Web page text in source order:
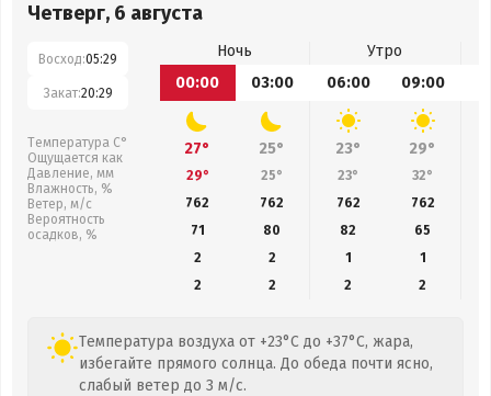
Четверг, 6 августа
Восход:05:29
Закат:20:29
Температура С°
Ощущается как
Давление, мм
Влажность, %
Ветер, м/с
Вероятность
осадков, %
Ночь
Утро
00:00
03:00 06:00 09:00
27° 25° 23° 29°
29° 25° 23° 32°
762
762 762 762
71
80 82 65
2
2 1
1
2
2 2 2
Температура воздуха от +23°C до +37°C, жара,
избегайте прямого солнца. До обеда почти ясно,
слабый ветер до 3 м/с.